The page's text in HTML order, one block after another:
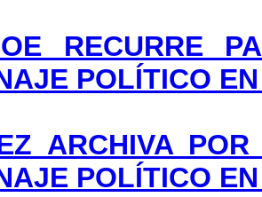
RECURRE
POLÍTICO
ARCHIVA
POLÍTICO